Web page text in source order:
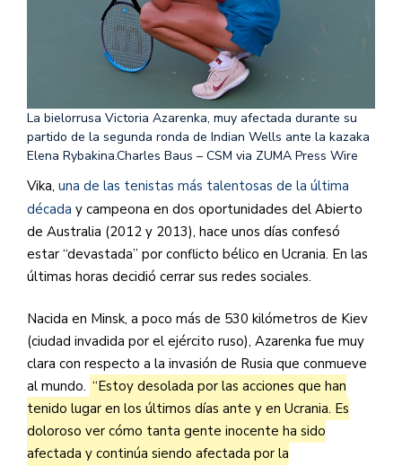
La bielorrusa Victoria Azarenka, muy afectada durante su
partido de la segunda ronda de Indian Wells ante la kazaka
Elena Rybakina.Charles Baus – CSM via ZUMA Press Wire
Vika, una de las tenistas más talentosas de la última
década y campeona en dos oportunidades del Abierto
de Australia (2012 y 2013), hace unos días confesó
estar “devastada” por conflicto bélico en Ucrania. En las
últimas horas decidió cerrar sus redes sociales.
Nacida en Minsk, a poco más de 530 kilómetros de Kiev
(ciudad invadida por el ejército ruso), Azarenka fue muy
clara con respecto a la invasión de Rusia que conmueve
al mundo. “Estoy desolada por las acciones que han
tenido lugar en los últimos días ante y en Ucrania. Es
doloroso ver cómo tanta gente inocente ha sido
afectada y continúa siendo afectada por la